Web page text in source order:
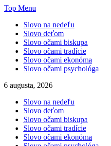
Skip
content
Top Menu
Slovo na nedeľu
Slovo deťom
Slovo očami biskupa
Slovo očami tradície
Slovo očami ekonóma
Slovo očami psychológa
6 augusta, 2026
Slovo na nedeľu
Slovo deťom
Slovo očami biskupa
Slovo očami tradície
Slovo očami ekonóma